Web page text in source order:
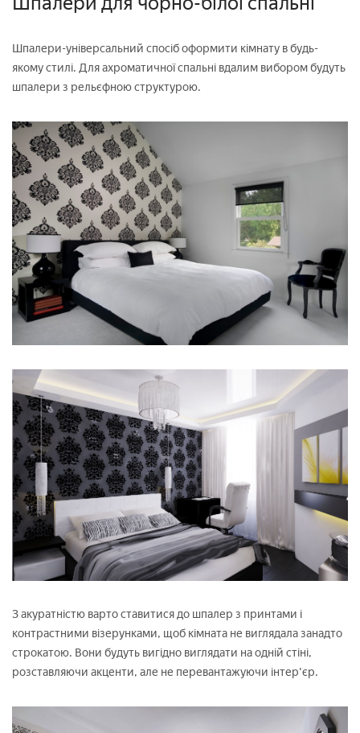
Шпалери-універсальний спосіб оформити кімнату в будь-
якому стилі. Для ахроматичної спальні вдалим вибором будуть
шпалери з рельєфною структурою.
З акуратністю варто ставитися до шпалер з принтами і
контрастними візерунками, щоб кімната не виглядала занадто
строкатою. Вони будуть вигідно виглядати на одній стіні,
розставляючи акценти, але не перевантажуючи інтер'єр.